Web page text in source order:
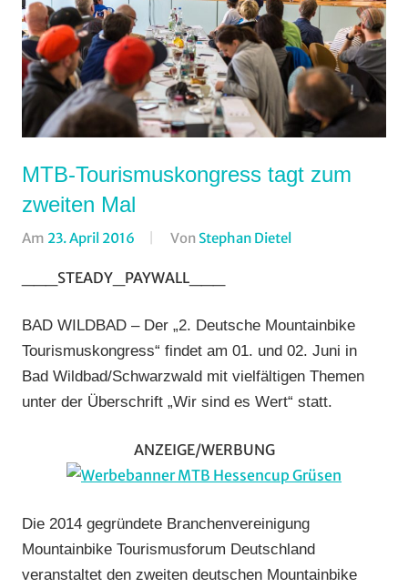
MTB-Tourismuskongress tagt zum
zweiten Mal
Am 23. April 2016 Von Stephan Dietel
Dirt/BMX,
Downhill,
Marathon,
Mountainbike
___STEADY_PAYWALL___
BAD WILDBAD – Der „2. Deutsche Mountainbike
Tourismuskongress“ findet am 01. und 02. Juni in
Bad Wildbad/Schwarzwald mit vielfältigen Themen
unter der Überschrift „Wir sind es Wert“ statt.
ANZEIGE/WERBUNG
Die 2014 gegründete Branchenvereinigung
Mountainbike Tourismusforum Deutschland
veranstaltet den zweiten deutschen Mountainbike